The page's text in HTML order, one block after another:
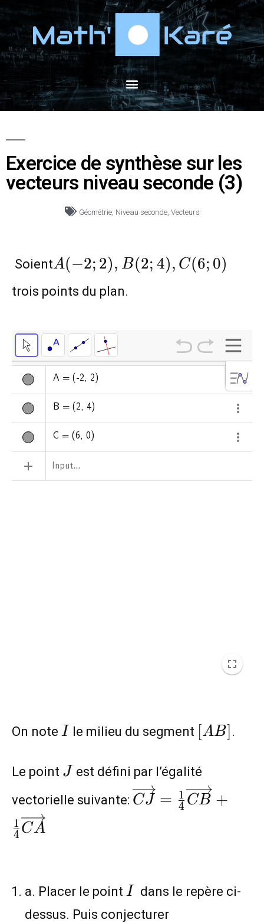
Exercice de synthèse sur les
vecteurs niveau seconde (3)
Géométrie, Niveau seconde, Vecteurs
Soient A(-2;2),
B(2;4),
C(6;0)
A(−2; 2), B(2; 4), C(6; 0)
trois points du plan.
On note I
I le milieu du segment [AB]
[AB] .
Le point J
J est défini par l’égalité
vectorielle suivante: CJ = 4
1 CB +
4
1 CA
a. Placer le point I
I dans le repère ci-
dessus. Puis conjecturer